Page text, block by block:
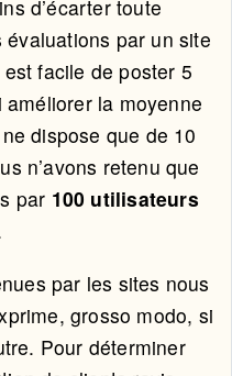
d’écarter toute
par un site
facile de poster 5
la moyenne
dispose que de 10
n’avons retenu que
par 100 utilisateurs
par les sites nous
grosso modo, si
Pour déterminer